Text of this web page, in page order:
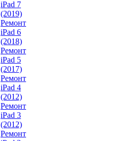
iPad 7
(2019)
Ремонт
iPad 6
(2018)
Ремонт
iPad 5
(2017)
Ремонт
iPad 4
(2012)
Ремонт
iPad 3
(2012)
Ремонт